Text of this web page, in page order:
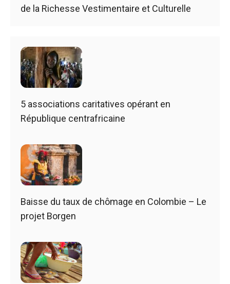
de la Richesse Vestimentaire et Culturelle
5 associations caritatives opérant en
République centrafricaine
Baisse du taux de chômage en Colombie – Le
projet Borgen